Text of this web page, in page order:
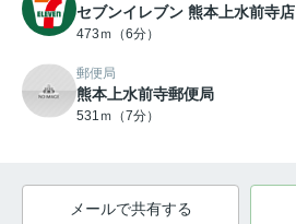
セブンイレブン 熊本上水前寺店
473ｍ（6分）
郵便局
熊本上水前寺郵便局
531ｍ（7分）
メールで共有する